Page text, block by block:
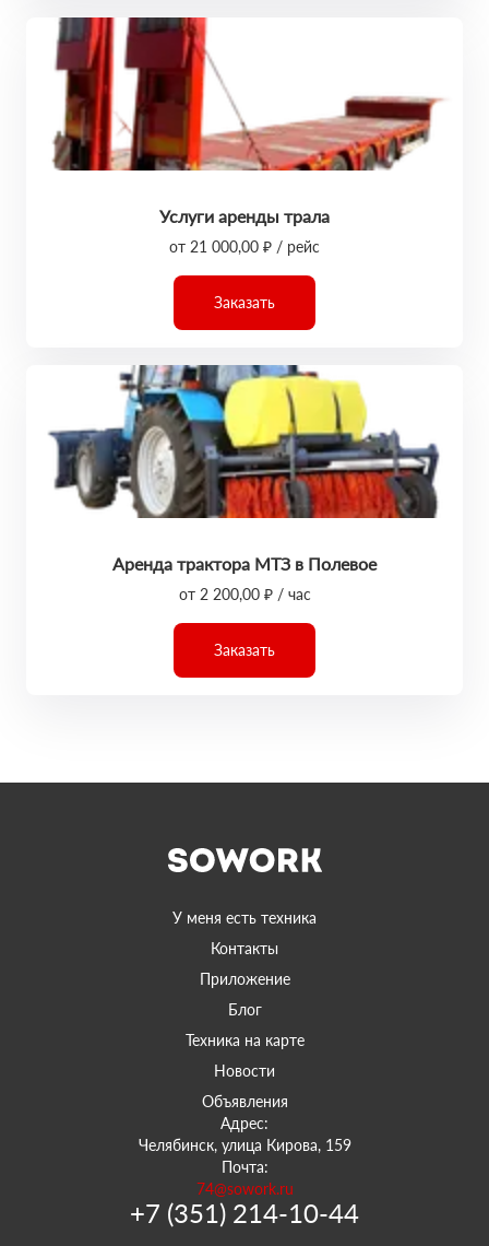
Услуги аренды трала
от 21 000,00 ₽ / рейс
Заказать
Аренда трактора МТЗ в Полевое
от 2 200,00 ₽ / час
Заказать
У меня есть техника
Контакты
Приложение
Блог
Техника на карте
Новости
Объявления
Адрес:
Челябинск, улица Кирова, 159
Почта:
74@sowork.ru
+7 (351) 214-10-44